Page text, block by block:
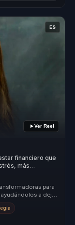
ES
Ver Reel
financiero que
más
para
a dejar